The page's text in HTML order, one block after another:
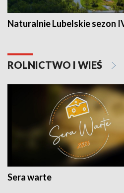
Naturalnie Lubelskie sezon
ROLNICTWO I WIEŚ
Sera warte